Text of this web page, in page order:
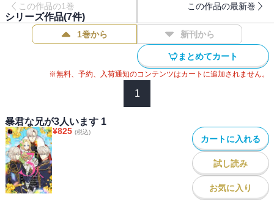
告げる。
思いがけず帝国の皇女となった少女は、三人の兄がいることを知る
この作品の1巻 この作品の最新巻
シリーズ作品(7件)
1巻から 新刊から
まとめてカート
※無料、予約、入荷通知のコンテンツはカートに追加されません。
1
暴君な兄が3人います 1
¥825 (税込)
カートに入れる
試し読み
お気に入り